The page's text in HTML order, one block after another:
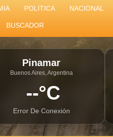
POLITICA NACIONAL
BUSCADOR
Pinamar
Buenos Aires, Argentina
--°C
Error De Conexión